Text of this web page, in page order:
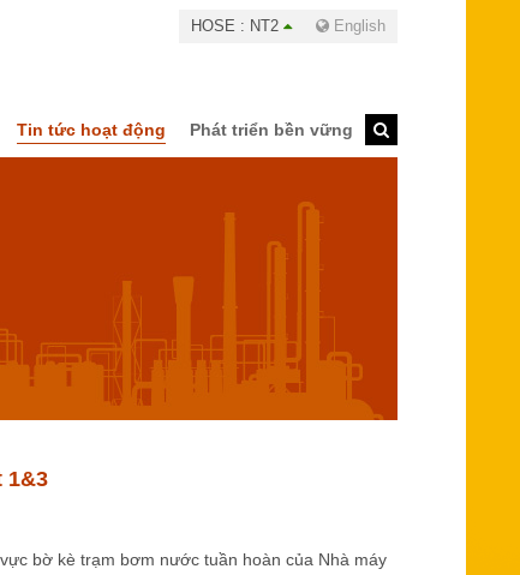
HOSE : NT2 English
Tin tức hoạt động Phát triển bền vững
1&3
bờ kè trạm bơm nước tuần hoàn của Nhà máy